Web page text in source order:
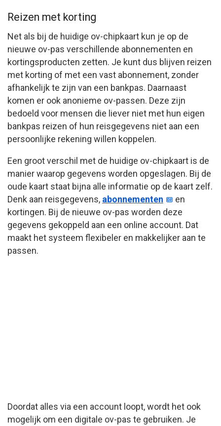
Reizen met korting
Net als bij de huidige ov-chipkaart kun je op de
nieuwe ov-pas verschillende abonnementen en
kortingsproducten zetten. Je kunt dus blijven reizen
met korting of met een vast abonnement, zonder
afhankelijk te zijn van een bankpas. Daarnaast
komen er ook anonieme ov-passen. Deze zijn
bedoeld voor mensen die liever niet met hun eigen
bankpas reizen of hun reisgegevens niet aan een
persoonlijke rekening willen koppelen.
Een groot verschil met de huidige ov-chipkaart is de
manier waarop gegevens worden opgeslagen. Bij de
oude kaart staat bijna alle informatie op de kaart zelf.
Denk aan reisgegevens, abonnementen
en
kortingen. Bij de nieuwe ov-pas worden deze
gegevens gekoppeld aan een online account. Dat
maakt het systeem flexibeler en makkelijker aan te
passen.
Doordat alles via een account loopt, wordt het ook
mogelijk om een digitale ov-pas te gebruiken. Je